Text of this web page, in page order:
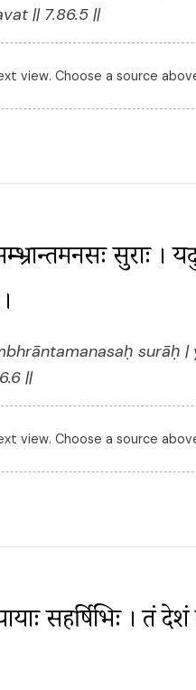
|| 7.86.5 ||
view. Choose a source
सुराः ।
surāḥ
||
view. Choose a source
सहर्षिभिः । तं देशं